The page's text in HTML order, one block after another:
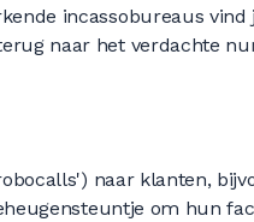
incassobureaus vind
naar het verdachte
naar klanten,
om hun